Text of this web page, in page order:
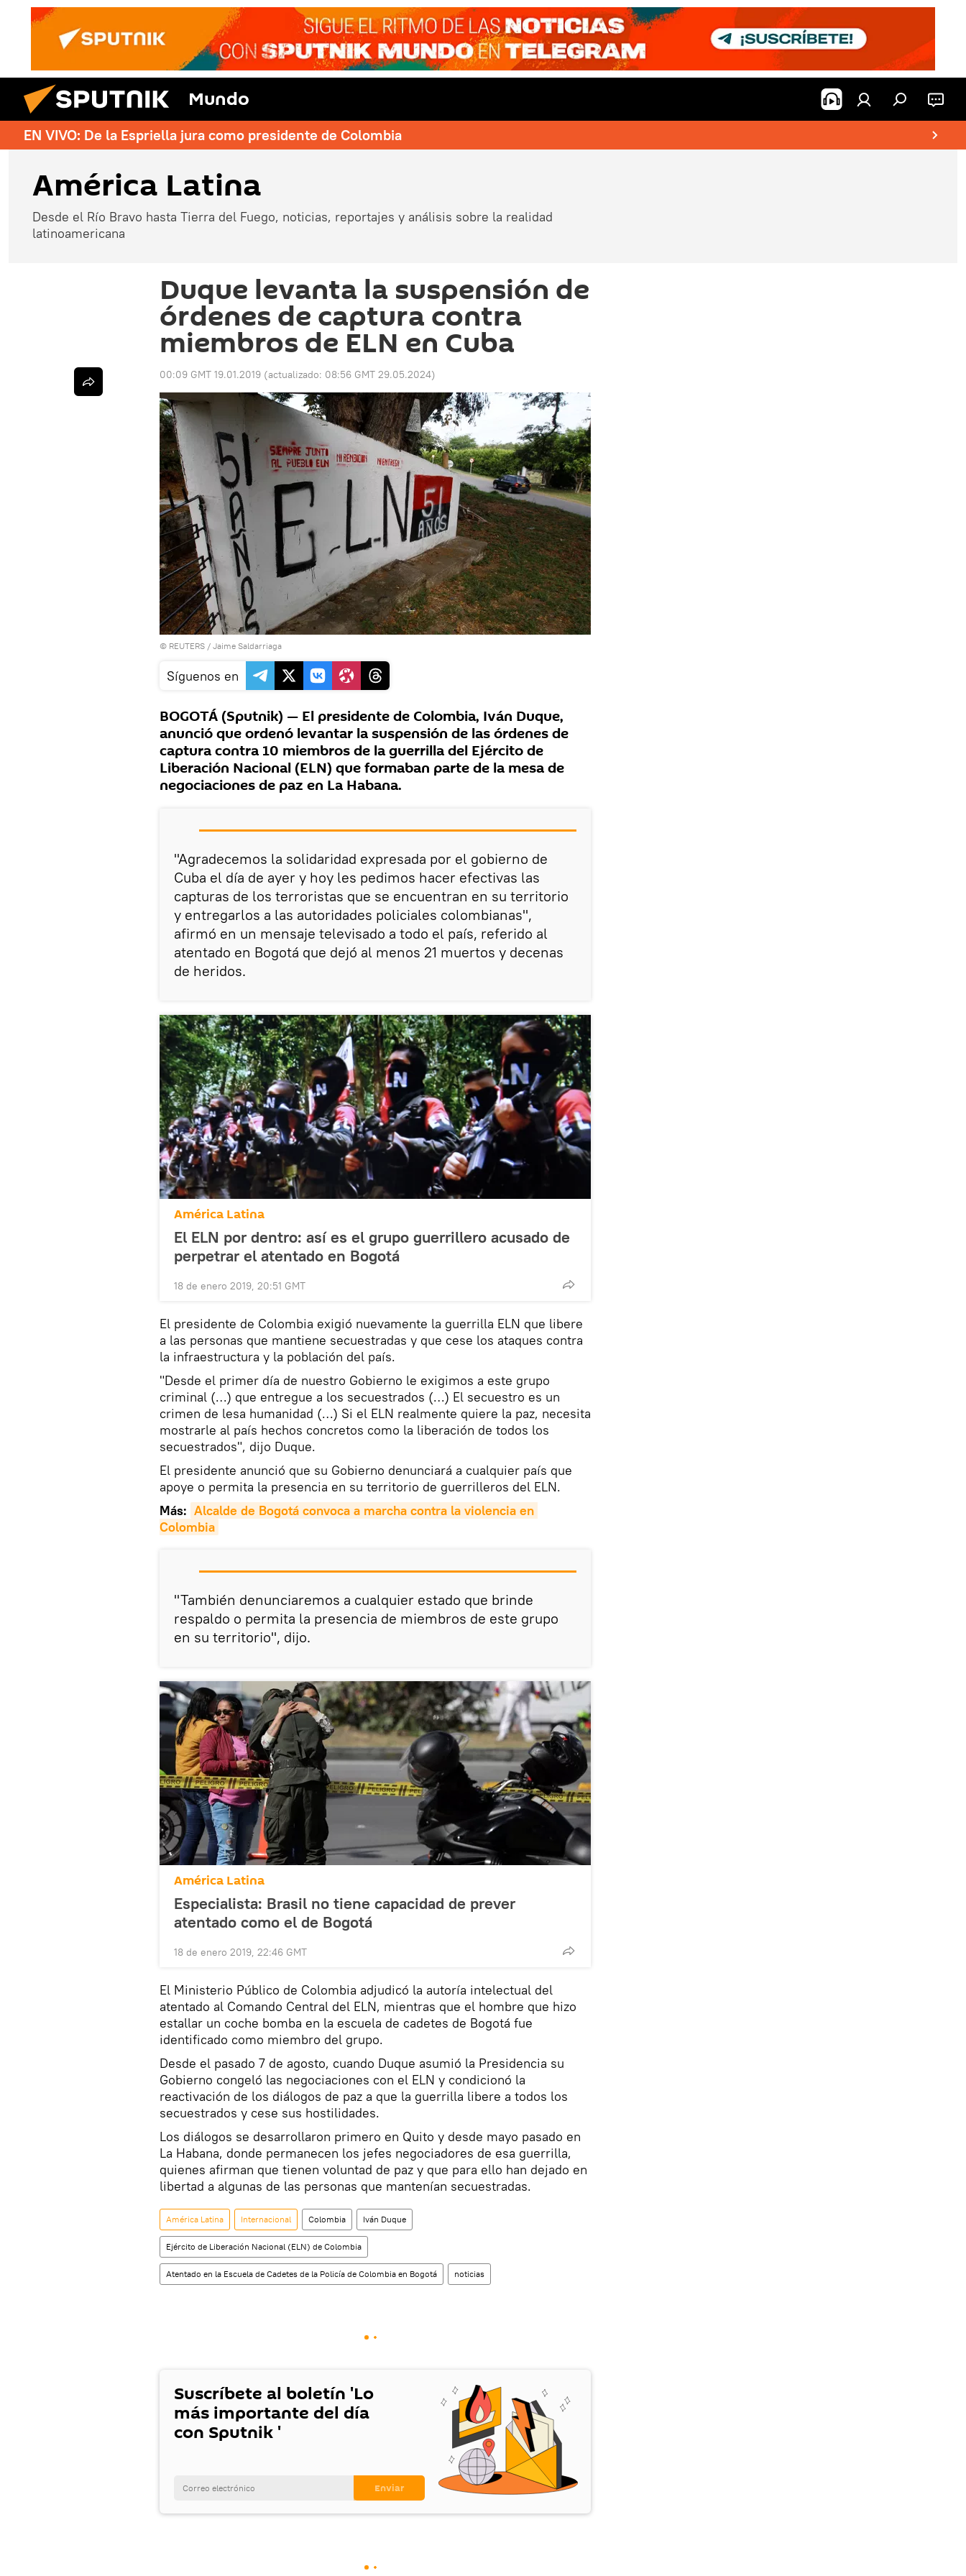
Mundo
EN VIVO: De la Espriella jura como presidente de Colombia
América Latina
Desde el Río Bravo hasta Tierra del Fuego, noticias, reportajes y análisis sobre la realidad
latinoamericana
Duque levanta la suspensión de
órdenes de captura contra
miembros de ELN en Cuba
00:09 GMT 19.01.2019 (actualizado: 08:56 GMT 29.05.2024)
© REUTERS / Jaime Saldarriaga
Síguenos en
BOGOTÁ (Sputnik) — El presidente de Colombia, Iván Duque,
anunció que ordenó levantar la suspensión de las órdenes de
captura contra 10 miembros de la guerrilla del Ejército de
Liberación Nacional (ELN) que formaban parte de la mesa de
negociaciones de paz en La Habana.
"Agradecemos la solidaridad expresada por el gobierno de
Cuba el día de ayer y hoy les pedimos hacer efectivas las
capturas de los terroristas que se encuentran en su territorio
y entregarlos a las autoridades policiales colombianas",
afirmó en un mensaje televisado a todo el país, referido al
atentado en Bogotá que dejó al menos 21 muertos y decenas
de heridos.
América Latina
El ELN por dentro: así es el grupo guerrillero acusado de
perpetrar el atentado en Bogotá
18 de enero 2019, 20:51 GMT
El presidente de Colombia exigió nuevamente la guerrilla ELN que libere
a las personas que mantiene secuestradas y que cese los ataques contra
la infraestructura y la población del país.
"Desde el primer día de nuestro Gobierno le exigimos a este grupo
criminal (…) que entregue a los secuestrados (…) El secuestro es un
crimen de lesa humanidad (…) Si el ELN realmente quiere la paz, necesita
mostrarle al país hechos concretos como la liberación de todos los
secuestrados", dijo Duque.
El presidente anunció que su Gobierno denunciará a cualquier país que
apoye o permita la presencia en su territorio de guerrilleros del ELN.
Más: Alcalde de Bogotá convoca a marcha contra la violencia en
Colombia
"También denunciaremos a cualquier estado que brinde
respaldo o permita la presencia de miembros de este grupo
en su territorio", dijo.
América Latina
Especialista: Brasil no tiene capacidad de prever
atentado como el de Bogotá
18 de enero 2019, 22:46 GMT
El Ministerio Público de Colombia adjudicó la autoría intelectual del
atentado al Comando Central del ELN, mientras que el hombre que hizo
estallar un coche bomba en la escuela de cadetes de Bogotá fue
identificado como miembro del grupo.
Desde el pasado 7 de agosto, cuando Duque asumió la Presidencia su
Gobierno congeló las negociaciones con el ELN y condicionó la
reactivación de los diálogos de paz a que la guerrilla libere a todos los
secuestrados y cese sus hostilidades.
Los diálogos se desarrollaron primero en Quito y desde mayo pasado en
La Habana, donde permanecen los jefes negociadores de esa guerrilla,
quienes afirman que tienen voluntad de paz y que para ello han dejado en
libertad a algunas de las personas que mantenían secuestradas.
América Latina Internacional Colombia Iván Duque
Ejército de Liberación Nacional (ELN) de Colombia
Atentado en la Escuela de Cadetes de la Policía de Colombia en Bogotá noticias
Suscríbete al boletín 'Lo
más importante del día
con Sputnik '